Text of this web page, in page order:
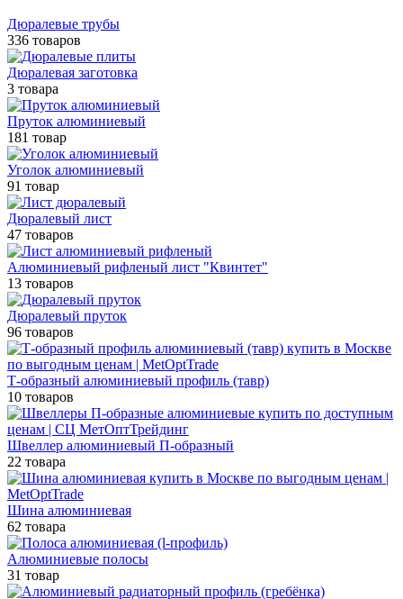
Дюралевые трубы
336 товаров
Дюралевая заготовка
3 товара
Пруток алюминиевый
181 товар
Уголок алюминиевый
91 товар
Дюралевый лист
47 товаров
Алюминиевый рифленый лист "Квинтет"
13 товаров
Дюралевый пруток
96 товаров
Т-образный алюминиевый профиль (тавр)
10 товаров
Швеллер алюминиевый П-образный
22 товара
Шина алюминиевая
62 товара
Алюминиевые полосы
31 товар